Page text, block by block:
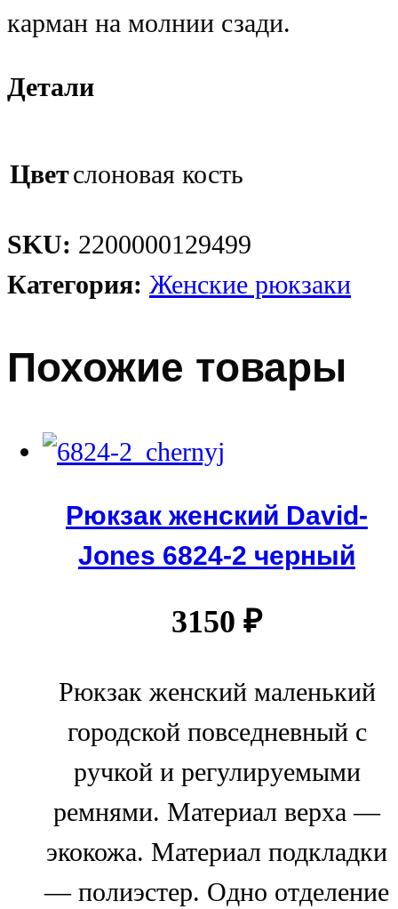
карман на молнии сзади.
Детали
Цветслоновая кость
SKU: 2200000129499
Категория: Женские рюкзаки
Похожие товары
Рюкзак женский David-
Jones 6824-2 черный
3150 ₽
Рюкзак женский маленький
городской повседневный с
ручкой и регулируемыми
ремнями. Материал верха —
экокожа. Материал подкладки
— полиэстер. Одно отделение